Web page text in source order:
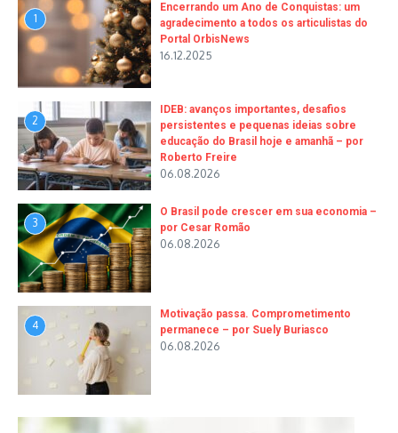
1
Encerrando um Ano de Conquistas: um
agradecimento a todos os articulistas do
Portal OrbisNews
16.12.2025
2
IDEB: avanços importantes, desafios
persistentes e pequenas ideias sobre
educação do Brasil hoje e amanhã – por
Roberto Freire
06.08.2026
3
O Brasil pode crescer em sua economia –
por Cesar Romão
06.08.2026
4
Motivação passa. Comprometimento
permanece – por Suely Buriasco
06.08.2026